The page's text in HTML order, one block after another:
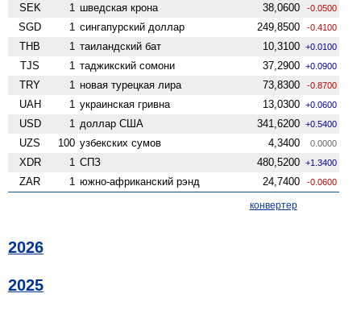
SEK 1 шведская крона 38,0600 -0.0500
SGD 1 сингапурский доллар 249,8500 -0.4100
THB 1 таиландский бат 10,3100 +0.0100
TJS 1 таджикский сомони 37,2900 +0.0900
TRY 1 новая турецкая лира 73,8300 -0.8700
UAH 1 украинская гривна 13,0300 +0.0600
USD 1 доллар США 341,6200 +0.5400
UZS 100 узбекских сумов 4,3400 0.0000
XDR 1 СПЗ 480,5200 +1.3400
ZAR 1 южно-африканский рэнд 24,7400 -0.0600
конвертер
2026
2025